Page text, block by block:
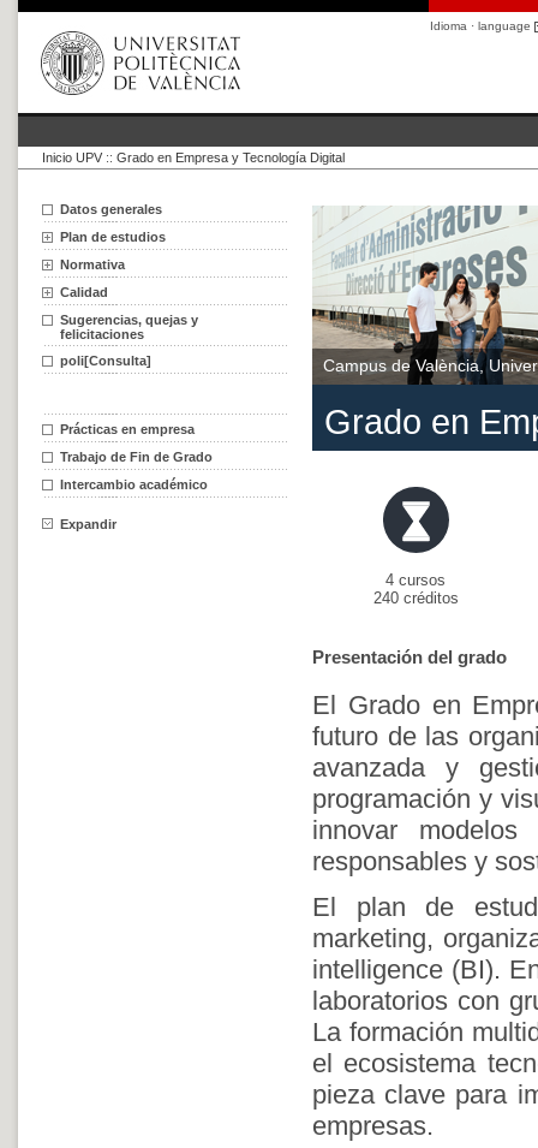
Idioma · language
Inicio UPV :: Grado en Empresa y Tecnología Digital
Datos generales
Plan de estudios
Normativa
Calidad
Sugerencias, quejas y
felicitaciones
poli[Consulta]
Prácticas en empresa
Trabajo de Fin de Grado
Intercambio académico
Expandir
Campus de València,
Grado en
4 cursos
240 créditos
Presentación del grado
El Grado en
futuro de las
avanzada y
programación y
innovar
responsables y
El plan de
marketing,
intelligence (BI).
laboratorios con
La formación
el ecosistema
pieza clave para
empresas.